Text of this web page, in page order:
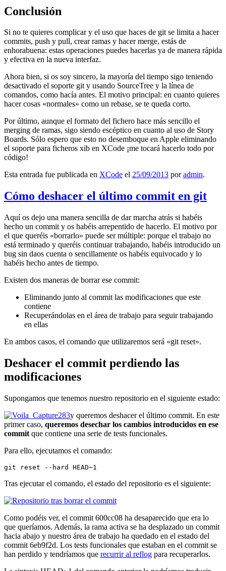
Conclusión
Si no te quieres complicar y el uso que haces de git se limita a hacer
commits, push y pull, crear ramas y hacer merge, estás de
enhorabuena: estas operaciones puedes hacerlas ya de manera rápida
y efectiva en la nueva interfaz.
Ahora bien, si os soy sincero, la mayoría del tiempo sigo teniendo
desactivado el soporte git y usando SourceTree y la línea de
comandos, como hacía antes. El motivo principal: en cuanto quieres
hacer cosas «normales» como un rebase, se te queda corto.
Por último, aunque el formato del fichero hace más sencillo el
merging de ramas, sigo siendo escéptico en cuanto al uso de Story
Boards. Sólo espero que esto no desemboque en Apple eliminando
el soporte para ficheros xib en XCode ¡me tocará hacerlo todo por
código!
Esta entrada fue publicada en XCode el 25/09/2013 poradmin.
Cómo deshacer el último commit en git
Aquí os dejo una manera sencilla de dar marcha atrás si habéis
hecho un commit y os habéis arrepentido de hacerlo. El motivo por
el que queréis «borrarlo» puede ser múltiple: porque el trabajo no
está terminado y queréis continuar trabajando, habéis introducido un
bug sin daos cuenta o sencillamente os habéis equivocado y lo
habéis hecho antes de tiempo.
Existen dos maneras de borrar ese commit:
Eliminando junto al commit las modificaciones que este
contiene
Recuperándolas en el área de trabajo para seguir trabajando
en ellas
En ambos casos, el comando que utilizaremos será «git reset».
Deshacer el commit perdiendo las
modificaciones
Supongamos que tenemos nuestro repositorio en el siguiente estado:
y queremos deshacer el último commit. En este
primer caso, queremos desechar los cambios introducidos en ese
commit que contiene una serie de tests funcionales.
Para ello, ejecutamos el comando:
git reset --hard HEAD~1
Tras ejecutar el comando, el estado del repositorio es el siguiente:
Como podéis ver, el commit 600cc08 ha desaparecido que era lo
que queríamos. Además, la rama activa se ha desplazado un commit
hacia abajo y nuestro área de trabajo ha quedado en el estado del
commit 6eb9f2d. Los tests funcionales que estaban en el commit se
han perdido y tendríamos que recurrir al reflog para recuperarlos.